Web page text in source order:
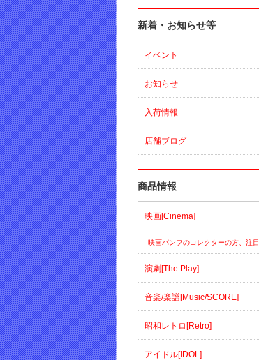
新着・お知らせ等
イベント
お知らせ
入荷情報
店舗ブログ
商品情報
映画[Cinema]
映画パンフのコレクターの方、注目
演劇[The Play]
音楽/楽譜[Music/SCORE]
昭和レトロ[Retro]
アイドル[IDOL]